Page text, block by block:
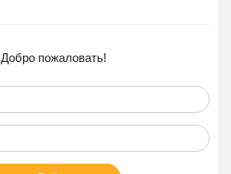
Добро пожаловать!